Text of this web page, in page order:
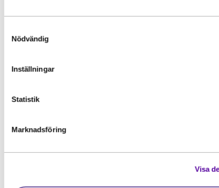
Nödvändig
Inställningar
Statistik
Marknadsföring
Visa
artiklar